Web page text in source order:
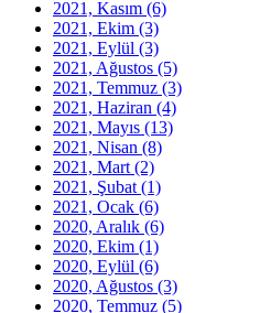
2021, Kasım (6)
2021, Ekim (3)
2021, Eylül (3)
2021, Ağustos (5)
2021, Temmuz (3)
2021, Haziran (4)
2021, Mayıs (13)
2021, Nisan (8)
2021, Mart (2)
2021, Şubat (1)
2021, Ocak (6)
2020, Aralık (6)
2020, Ekim (1)
2020, Eylül (6)
2020, Ağustos (3)
2020, Temmuz (5)